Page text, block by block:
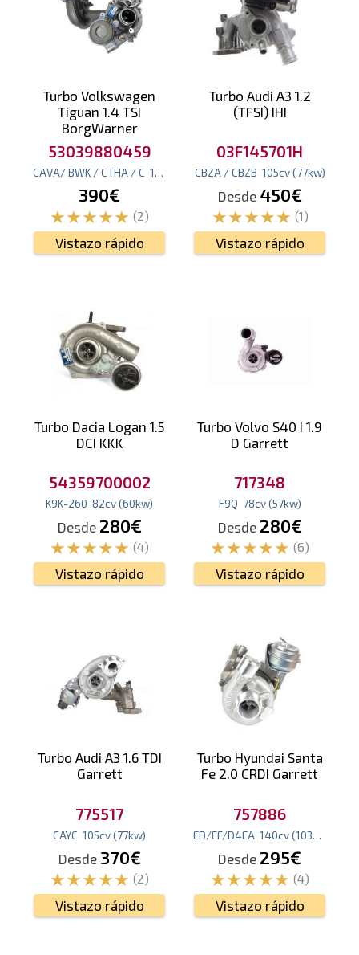
Turbo Volkswagen
Tiguan 1.4 TSI
BorgWarner
53039880459
CAVA/ BWK / CTHA / C 150 (110kw)
390€
(2)
Vistazo rápido
Turbo Audi A3 1.2
(TFSI) IHI
03F145701H
CBZA / CBZB 105cv (77kw)
Desde 450€
(1)
Vistazo rápido
Turbo Dacia Logan 1.5
DCI KKK
54359700002
K9K-260 82cv(60kw)
Desde 280€
(4)
Vistazo rápido
Turbo Volvo S40 I 1.9
D Garrett
717348
F9Q 78cv (57kw)
Desde 280€
(6)
Vistazo rápido
Turbo Audi A3 1.6 TDI
Garrett
775517
CAYC 105cv(77kw)
Desde 370€
(2)
Vistazo rápido
Turbo Hyundai Santa
Fe 2.0 CRDI Garrett
757886
ED/EF/D4EA 140cv(103kw
Desde 295€
(4)
Vistazo rápido